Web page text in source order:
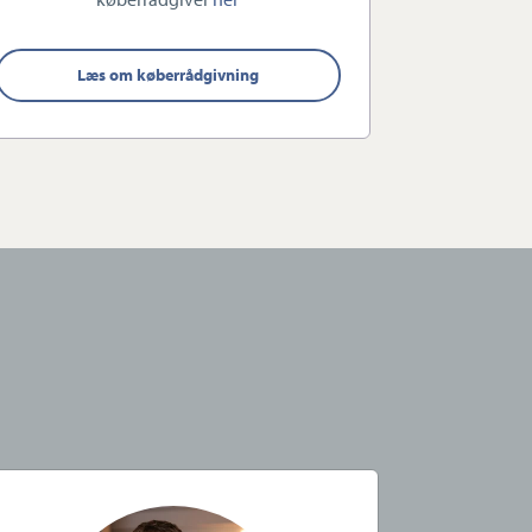
Læs om køberrådgivning